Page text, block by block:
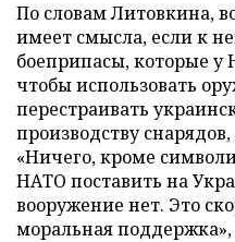
По словам Литовкина,
имеет смысла, если к
боеприпасы, которые у
чтобы использовать
перестраивать
производству
«Ничего, кроме
НАТО поставить на
вооружение нет. Это
моральная